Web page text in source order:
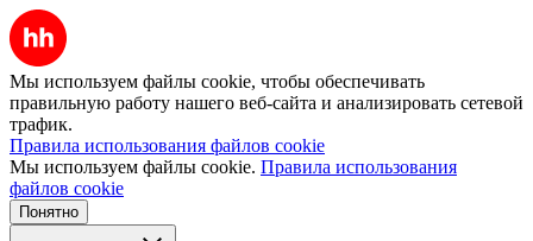
Мы используем файлы cookie, чтобы обеспечивать
правильную работу нашего веб-сайта и анализировать сетевой
трафик.
Правила использования файлов cookie
Мы используем файлы cookie. Правила использования
файлов cookie
Понятно